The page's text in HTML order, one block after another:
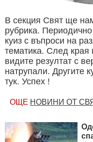
В секция Свят ще
рубрика.
куиз с въпроси на
тематика. След края
видите резултат с
натрупали. Другите
тук. Успех !
ОЩЕ НОВИНИ ОТ